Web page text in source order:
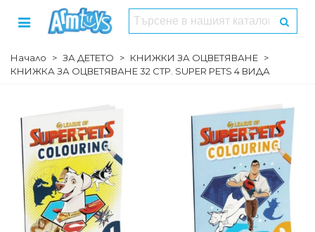
Начало > ЗА ДЕТЕТО > КНИЖКИ ЗА ОЦВЕТЯВАНЕ >
КНИЖКА ЗА ОЦВEТЯВАНЕ 32 СТР. SUPER PETS 4 ВИДА